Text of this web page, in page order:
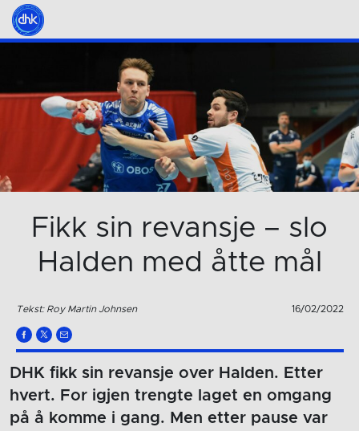
Fikk sin revansje – slo
Halden med åtte mål
Tekst: Roy Martin Johnsen 16/02/2022
DHK fikk sin revansje over Halden. Etter
hvert. For igjen trengte laget en omgang
på å komme i gang. Men etter pause var